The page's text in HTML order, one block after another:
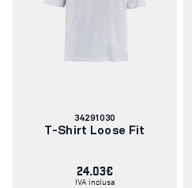
Codice
articolo:
34291030
T-Shirt Loose Fit
24.03€
IVA inclusa